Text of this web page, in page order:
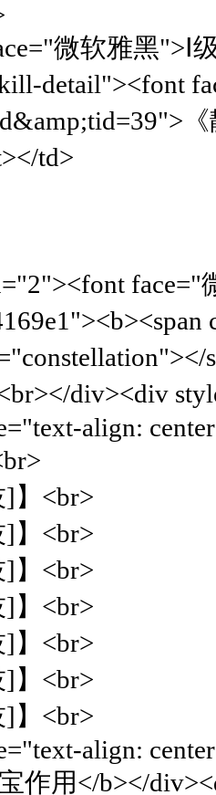
微软雅黑">Ⅰ
detail"><font
td>
face="
div><div
align:
]】<br>
]】<br>
]】<br>
]】<br>
]】<br>
]】<br>
]】<br>
align:
作用</b></